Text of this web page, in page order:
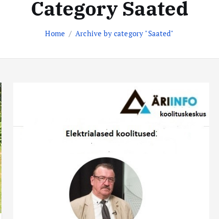
Category Saated
Home Archive by category "Saated"